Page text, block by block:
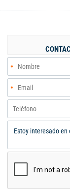
dispone de: Tres
Excelente